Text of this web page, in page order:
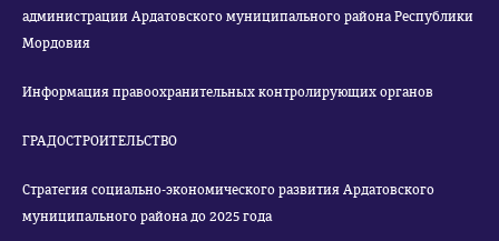
администрации Ардатовского муниципального района Республики
Мордовия
Информация правоохранительных контролирующих органов
ГРАДОСТРОИТЕЛЬСТВО
Стратегия социально-экономического развития Ардатовского
муниципального района до 2025 года